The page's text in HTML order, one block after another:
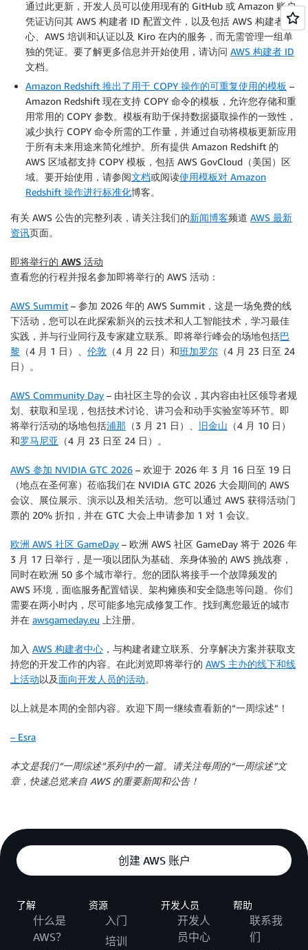
通过此更新，开发人员可以使用现有的 GitHub 或 Amazon 账户
凭证访问其 AWS 构建者 ID 配置文件，以及包括 AWS 构建者中
心、AWS 培训和认证以及 Kiro 在内的服务，而无需管理一组单
独的凭证。要了解更多信息并开始使用，请访问 AWS 构建者 ID
文档。
Amazon Redshift 推出了用于 COPY 操作的可重复使用的模板 –
Amazon Redshift 现在支持 COPY 命令的模板，允许您存储和重
用常用的 COPY 参数。模板有助于保持数据摄取操作的一致性，
减少执行 COPY 命令所需的工作量，并通过自动将模板更新应用
于所有未来用途来简化维护。所有提供 Amazon Redshift 的
AWS 区域都支持 COPY 模板，包括 AWS GovCloud（美国）区
域。要开始使用，请参阅文档或阅读使用模板对 Amazon
Redshift 操作进行标准化博客。
有关 AWS 公告的完整列表，请关注我们的新闻博客频道 AWS 最新
资讯页面。
即将举行的 AWS 活动
查看您的行程并报名参加即将举行的 AWS 活动：
AWS Summit – 参加 2026 年的 AWS Summit，这是一场免费的线
下活动，您可以在此探索新兴的云技术和人工智能技术，学习最佳
实践，并与行业同行及专家建立联系。即将举行峰会的场地包括巴
黎 （4 月 1 日）、 伦敦 （4 月 22 日）和班加罗尔 （4 月 23 日至 24
日）。
AWS Community Day – 由社区主导的会议，其内容由社区领导者规
划、获取和呈现，包括技术讨论、讲习会和动手实验室等环节。即
将举行活动的场地包括浦那 （3 月 21 日）、 旧金山 （4 月 10 日）
和罗马尼亚 （4 月 23 日至 24 日）。
AWS 参加 NVIDIA GTC 2026 – 欢迎于 2026 年 3 月 16 日至 19 日
（地点在圣何塞）莅临我们在 NVIDIA GTC 2026 大会期间的 AWS
会议、展位展示、演示以及相关活动。您可以通过 AWS 获得活动门
票的 20% 折扣，并在 GTC 大会上申请参加 1 对 1 会议。
欧洲 AWS 社区 GameDay – 欧洲 AWS 社区 GameDay 将于 2026 年
3 月 17 日举行，是一项以团队为基础、亲身体验的 AWS 挑战赛，
同时在欧洲 50 多个城市举行。您的团队将接手一个故障频发的
AWS 环境，面临服务配置错误、架构瘫痪和安全隐患等问题。你们
需要在两小时内，尽可能多地完成修复工作。找到离您最近的城市
并在 awsgameday.eu 上注册。
加入 AWS 构建者中心 ，与构建者建立联系、分享解决方案并获取支
持您的开发工作的内容。在此浏览即将举行的 AWS 主办的线下和线
上活动以及面向开发人员的活动。
以上就是本周的全部内容。欢迎下周一继续查看新的“一周综述”！
– Esra
本文是我们“一周综述”系列中的一篇。请关注每周的“一周综述”文
章，快速总览来自 AWS 的重要新闻和公告！
创建 AWS 账户
了解
什么是
AWS？
资源
入门
培训
开发人员
开发人
员中心
帮助
联系我
们